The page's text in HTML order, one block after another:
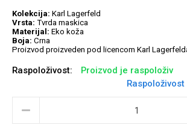
Kolekcija: Karl Lagerfeld
Vrsta: Tvrda maskica
Materijal: Eko koža
Boja: Crna
Proizvod proizveden pod licencom Karl
Raspoloživost:
Proizvod je raspoloživ
Takeoff